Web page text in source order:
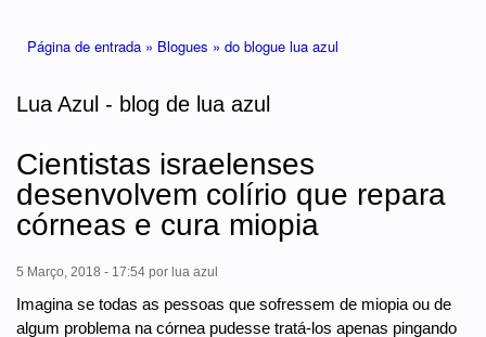
Página de entrada » Blogues » do blogue lua azul
Lua Azul - blog de lua azul
Cientistas israelenses
desenvolvem colírio que repara
córneas e cura miopia
5 Março, 2018 - 17:54 por lua azul
Imagina se todas as pessoas que sofressem de miopia ou de
algum problema na córnea pudesse tratá-los apenas pingando